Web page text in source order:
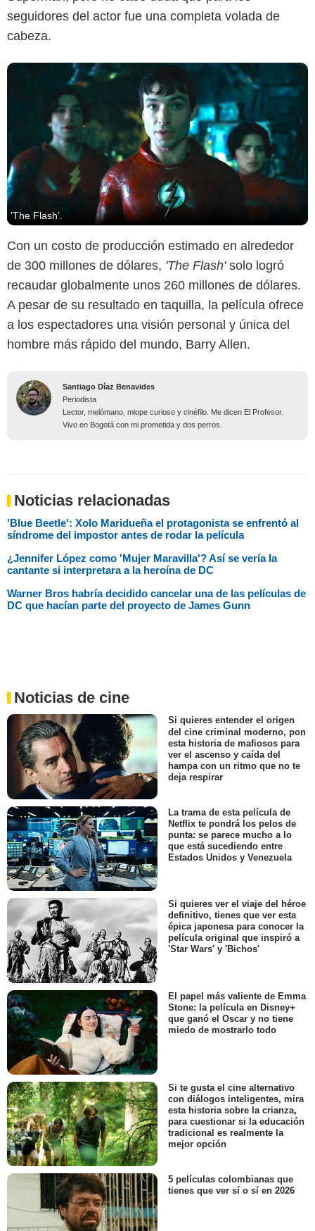
seguidores del actor fue una completa volada de
cabeza.
'The Flash'.
Con un costo de producción estimado en alrededor
de 300 millones de dólares, 'The Flash'solo logró
recaudar globalmente unos 260 millones de dólares.
A pesar de su resultado en taquilla, la película ofrece
a los espectadores una visión personal y única del
hombre más rápido del mundo, Barry Allen.
Santiago Díaz Benavides
Periodista
Lector, melómano, miope curioso y cinéfilo. Me dicen El Profesor.
Vivo en Bogotá con mi prometida y dos perros.
Noticias relacionadas
'Blue Beetle': Xolo Maridueña el protagonista se enfrentó al
síndrome del impostor antes de rodar la película
¿Jennifer López como 'Mujer Maravilla'? Así se vería la
cantante si interpretara a la heroína de DC
Warner Bros habría decidido cancelar una de las películas de
DC que hacían parte del proyecto de James Gunn
Noticias de cine
Si quieres entender el origen
del cine criminal moderno, pon
esta historia de mafiosos para
ver el ascenso y caída del
hampa con un ritmo que no te
deja respirar
La trama de esta película de
Netflix te pondrá los pelos de
punta: se parece mucho a lo
que está sucediendo entre
Estados Unidos y Venezuela
Si quieres ver el viaje del héroe
definitivo, tienes que ver esta
épica japonesa para conocer la
película original que inspiró a
'Star Wars' y 'Bichos'
El papel más valiente de Emma
Stone: la película en Disney+
que ganó el Oscar y no tiene
miedo de mostrarlo todo
Si te gusta el cine alternativo
con diálogos inteligentes, mira
esta historia sobre la crianza,
para cuestionar si la educación
tradicional es realmente la
mejor opción
5 películas colombianas que
tienes que ver sí o sí en 2026